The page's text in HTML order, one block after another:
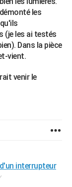
les
(je les ai testés
Dans la pièce
vient.
venir le
interrupteur